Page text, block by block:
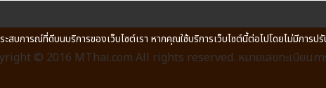
© 2016 MThai.com All rights reserved. หมายเลขทะเบียนก
บการณ์ที่ดีบนบริการของเว็บไซต์เรา หากคุณใช้บริการเว็บไซต์นี้ต่อไปโดยไม่มีการ